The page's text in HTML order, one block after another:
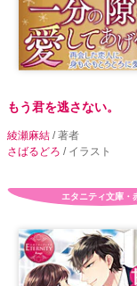
もう君を逃さない。
綾瀬麻結 / 著者
さばるどろ / イラスト
エタニティ文庫・